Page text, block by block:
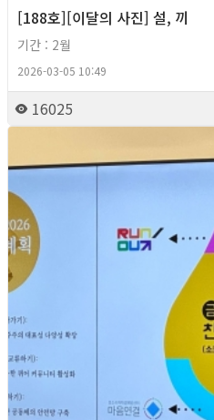
[188호][이달의 사진] 설, 끼
기간 : 2월
2026-03-05 10:49
16025